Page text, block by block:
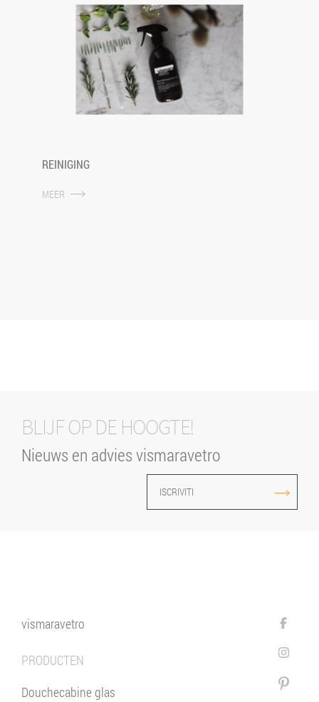
REINIGING
MEER
BLIJF OP DE HOOGTE!
Nieuws en advies vismaravetro
ISCRIVITI
vismaravetro
PRODUCTEN
Douchecabine glas